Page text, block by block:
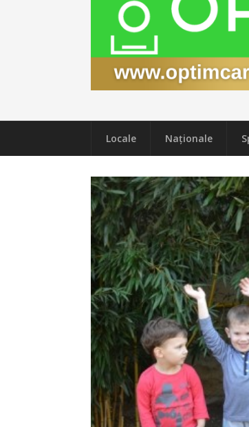
Locale Naţionale